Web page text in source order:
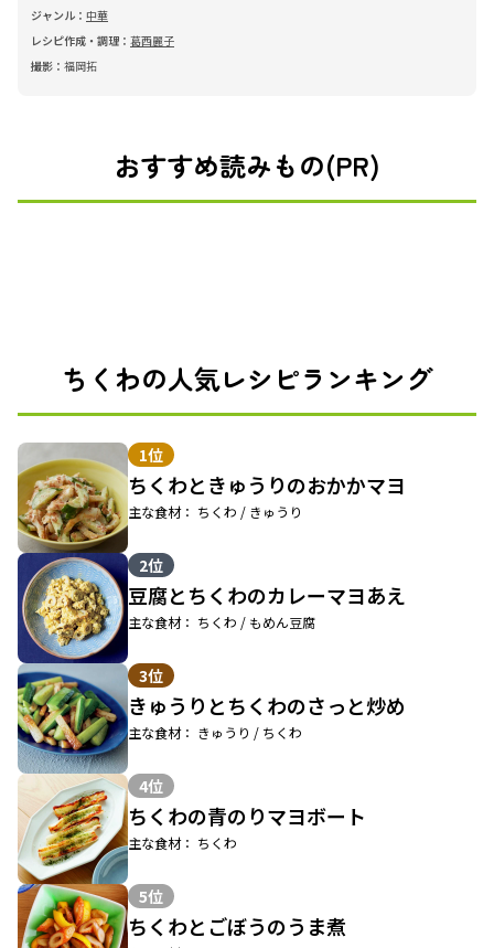
ジャンル： 中華
レシピ作成・調理： 葛西麗子
撮影： 福岡拓
おすすめ読みもの(PR)
ちくわの人気レシピランキング
1位
ちくわときゅうりのおかかマヨ
主な食材： ちくわ / きゅうり
2位
豆腐とちくわのカレーマヨあえ
主な食材： ちくわ / もめん豆腐
3位
きゅうりとちくわのさっと炒め
主な食材： きゅうり / ちくわ
4位
ちくわの青のりマヨボート
主な食材： ちくわ
5位
ちくわとごぼうのうま煮